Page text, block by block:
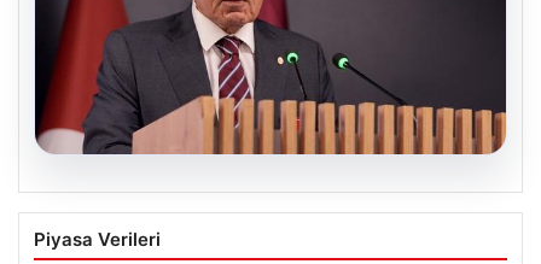
07.08.2026
Galatasaray, Sosyal Medya Üzerinden
Yürütülen Nefret Söylemi
Piyasa Verileri